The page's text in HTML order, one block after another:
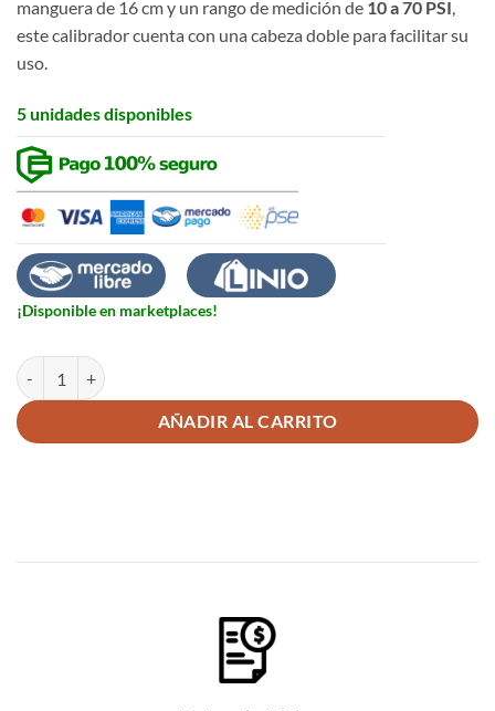
manguera de 16 cm y un rango de medición de 10 a 70 PSI,
este calibrador cuenta con una cabeza doble para facilitar su
uso.
5 unidades disponibles
¡Disponible en marketplaces!
Calibrador de aire para llantas 10 a 70psi Uyustools MDPTG14
AÑADIR AL CARRITO